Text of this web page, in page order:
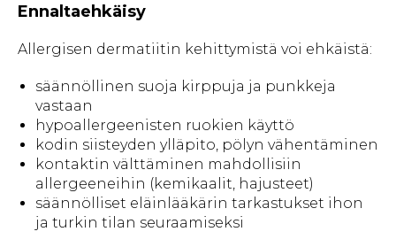
Ennaltaehkäisy
Allergisen dermatiitin kehittymistä voi ehkäistä:
säännöllinen suoja kirppuja ja punkkeja
vastaan
hypoallergeenisten ruokien käyttö
kodin siisteyden ylläpito, pölyn vähentäminen
kontaktin välttäminen mahdollisiin
allergeeneihin (kemikaalit, hajusteet)
säännölliset eläinlääkärin tarkastukset ihon
ja turkin tilan seuraamiseksi